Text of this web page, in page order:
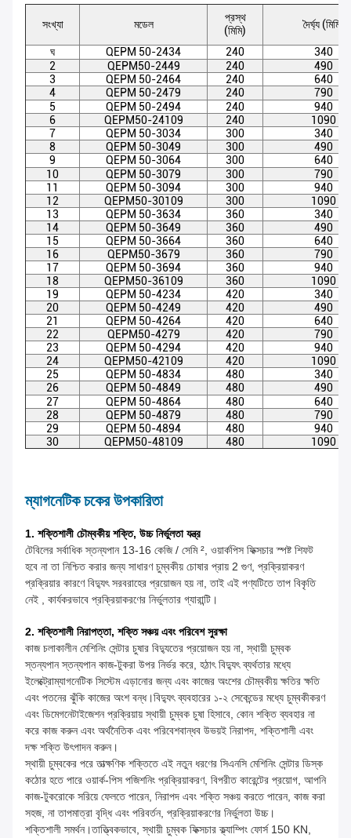
সংখ্যা মডেল
প্রস্থ
(মিমি)
দৈর্ঘ্য (মিমি)
ঘ QEPM 50-2434 240
340
2
QEPM50-2449 240
490
3
QEPM 50-2464 240
640
4
QEPM 50-2479 240
790
5
QEPM 50-2494 240
940
6
QEPM50-24109 240
1090
7
QEPM 50-3034 300
340
8
QEPM 50-3049 300
490
9
QEPM 50-3064 300
640
10
QEPM 50-3079 300
790
11
QEPM 50-3094 300
940
12
QEPM50-30109 300
1090
13
QEPM 50-3634 360
340
14
QEPM 50-3649 360
490
15
QEPM 50-3664 360
640
16
QEPM50-3679 360
790
17
QEPM 50-3694 360
940
18
QEPM50-36109 360
1090
19
QEPM 50-4234 420
340
20
QEPM 50-4249 420
490
21
QEPM 50-4264 420
640
22
QEPM50-4279 420
790
23
QEPM 50-4294 420
940
24
QEPM50-42109 420
1090
25
QEPM 50-4834 480
340
26
QEPM 50-4849 480
490
27
QEPM 50-4864 480
640
28
QEPM 50-4879 480
790
29
QEPM 50-4894 480
940
30
QEPM50-48109 480 1090
ম্যাগনেটিক চকের উপকারিতা
1. শক্তিশালী চৌম্বকীয় শক্তি, উচ্চ নির্ভুলতা যন্ত্র
টেবিলের সর্বাধিক স্তন্যপান 13-16 কেজি / সেমি ², ওয়ার্কপিস ফিক্সচার স্পষ্ট শিফট
হবে না তা নিশ্চিত করার জন্য সাধারণ চুম্বকীয় চোষার প্রায় 2 গুণ, প্রক্রিয়াকরণ
প্রক্রিয়ার কারণে বিদ্যুৎ সরবরাহের প্রয়োজন হয় না, তাই এই পণ্যটিতে তাপ বিকৃতি
নেই , কার্যকরভাবে প্রক্রিয়াকরণের নির্ভুলতার গ্যারান্টি।
2. শক্তিশালী নিরাপত্তা, শক্তি সঞ্চয় এবং পরিবেশ সুরক্ষা
কাজ চলাকালীন মেশিনিং সেন্টার চুষার বিদ্যুতের প্রয়োজন হয় না, স্থায়ী চুম্বক
স্তন্যপান স্তন্যপান কাজ-টুকরা উপর নির্ভর করে, হঠাৎ বিদ্যুৎ ব্যর্থতার মধ্যে
ইলেক্ট্রোম্যাগনেটিক সিস্টেম এড়ানোর জন্য এবং কাজের অংশের চৌম্বকীয় ক্ষতির ক্ষতি
এবং পতনের ঝুঁকি কাজের অংশ বন্ধ।বিদ্যুৎ ব্যবহারের ১-২ সেকেন্ডের মধ্যে চুম্বকীকরণ
এবং ডিমেগনেটাইজেশন প্রক্রিয়ায় স্থায়ী চুম্বক চুষা হিসাবে, কোন শক্তি ব্যবহার না
করে কাজ করুন এবং অর্থনৈতিক এবং পরিবেশবান্ধব উভয়ই নিরাপদ, শক্তিশালী এবং
দক্ষ শক্তি উৎপাদন করুন।
স্থায়ী চুম্বকের পরে তাত্ক্ষণিক শক্তিতে এই নতুন ধরণের সিএনসি মেশিনিং সেন্টার ডিস্ক
কঠোর হতে পারে ওয়ার্ক-পিস পজিশনিং প্রক্রিয়াকরণ, বিপরীত কারেন্টের প্রয়োগ, আপনি
কাজ-টুকরোকে সরিয়ে ফেলতে পারেন, নিরাপদ এবং শক্তি সঞ্চয় করতে পারেন, কাজ করা
সহজ, না তাপমাত্রা বৃদ্ধি এবং পরিবর্তন, প্রক্রিয়াকরণের নির্ভুলতা উচ্চ।
শক্তিশালী সমর্থন।তাত্ত্বিকভাবে, স্থায়ী চুম্বক ফিক্সচার ক্ল্যাম্পিং ফোর্স 150 KN,